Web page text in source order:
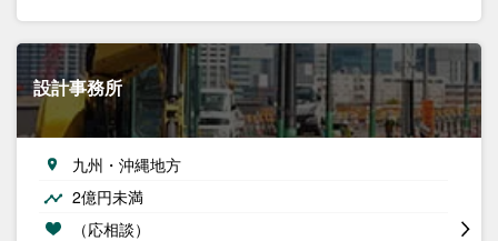
設計事務所
九州・沖縄地方
2億円未満
（応相談）